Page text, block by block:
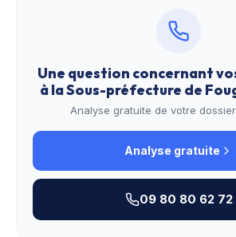
Une question concernant
à laSous-préfecture de
Analyse gratuite de votre
Analyse gratuite
09 80 80 62 72